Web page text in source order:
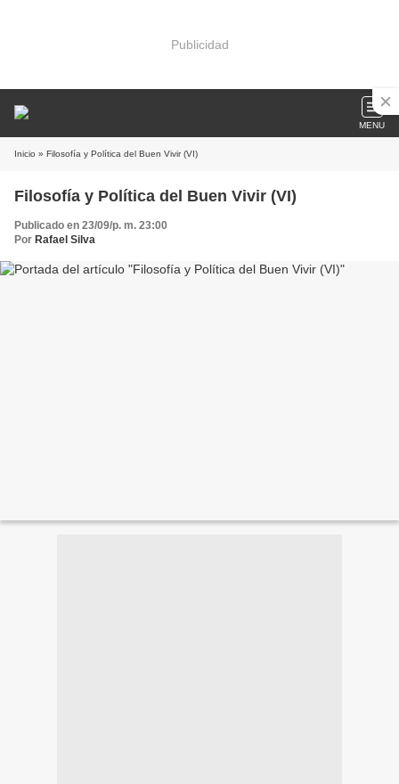
Publicidad
MENU
Inicio » Filosofía y Política del Buen Vivir (VI)
Filosofía y Política del Buen Vivir (VI)
Publicado en 23/09/p. m. 23:00
Por Rafael Silva